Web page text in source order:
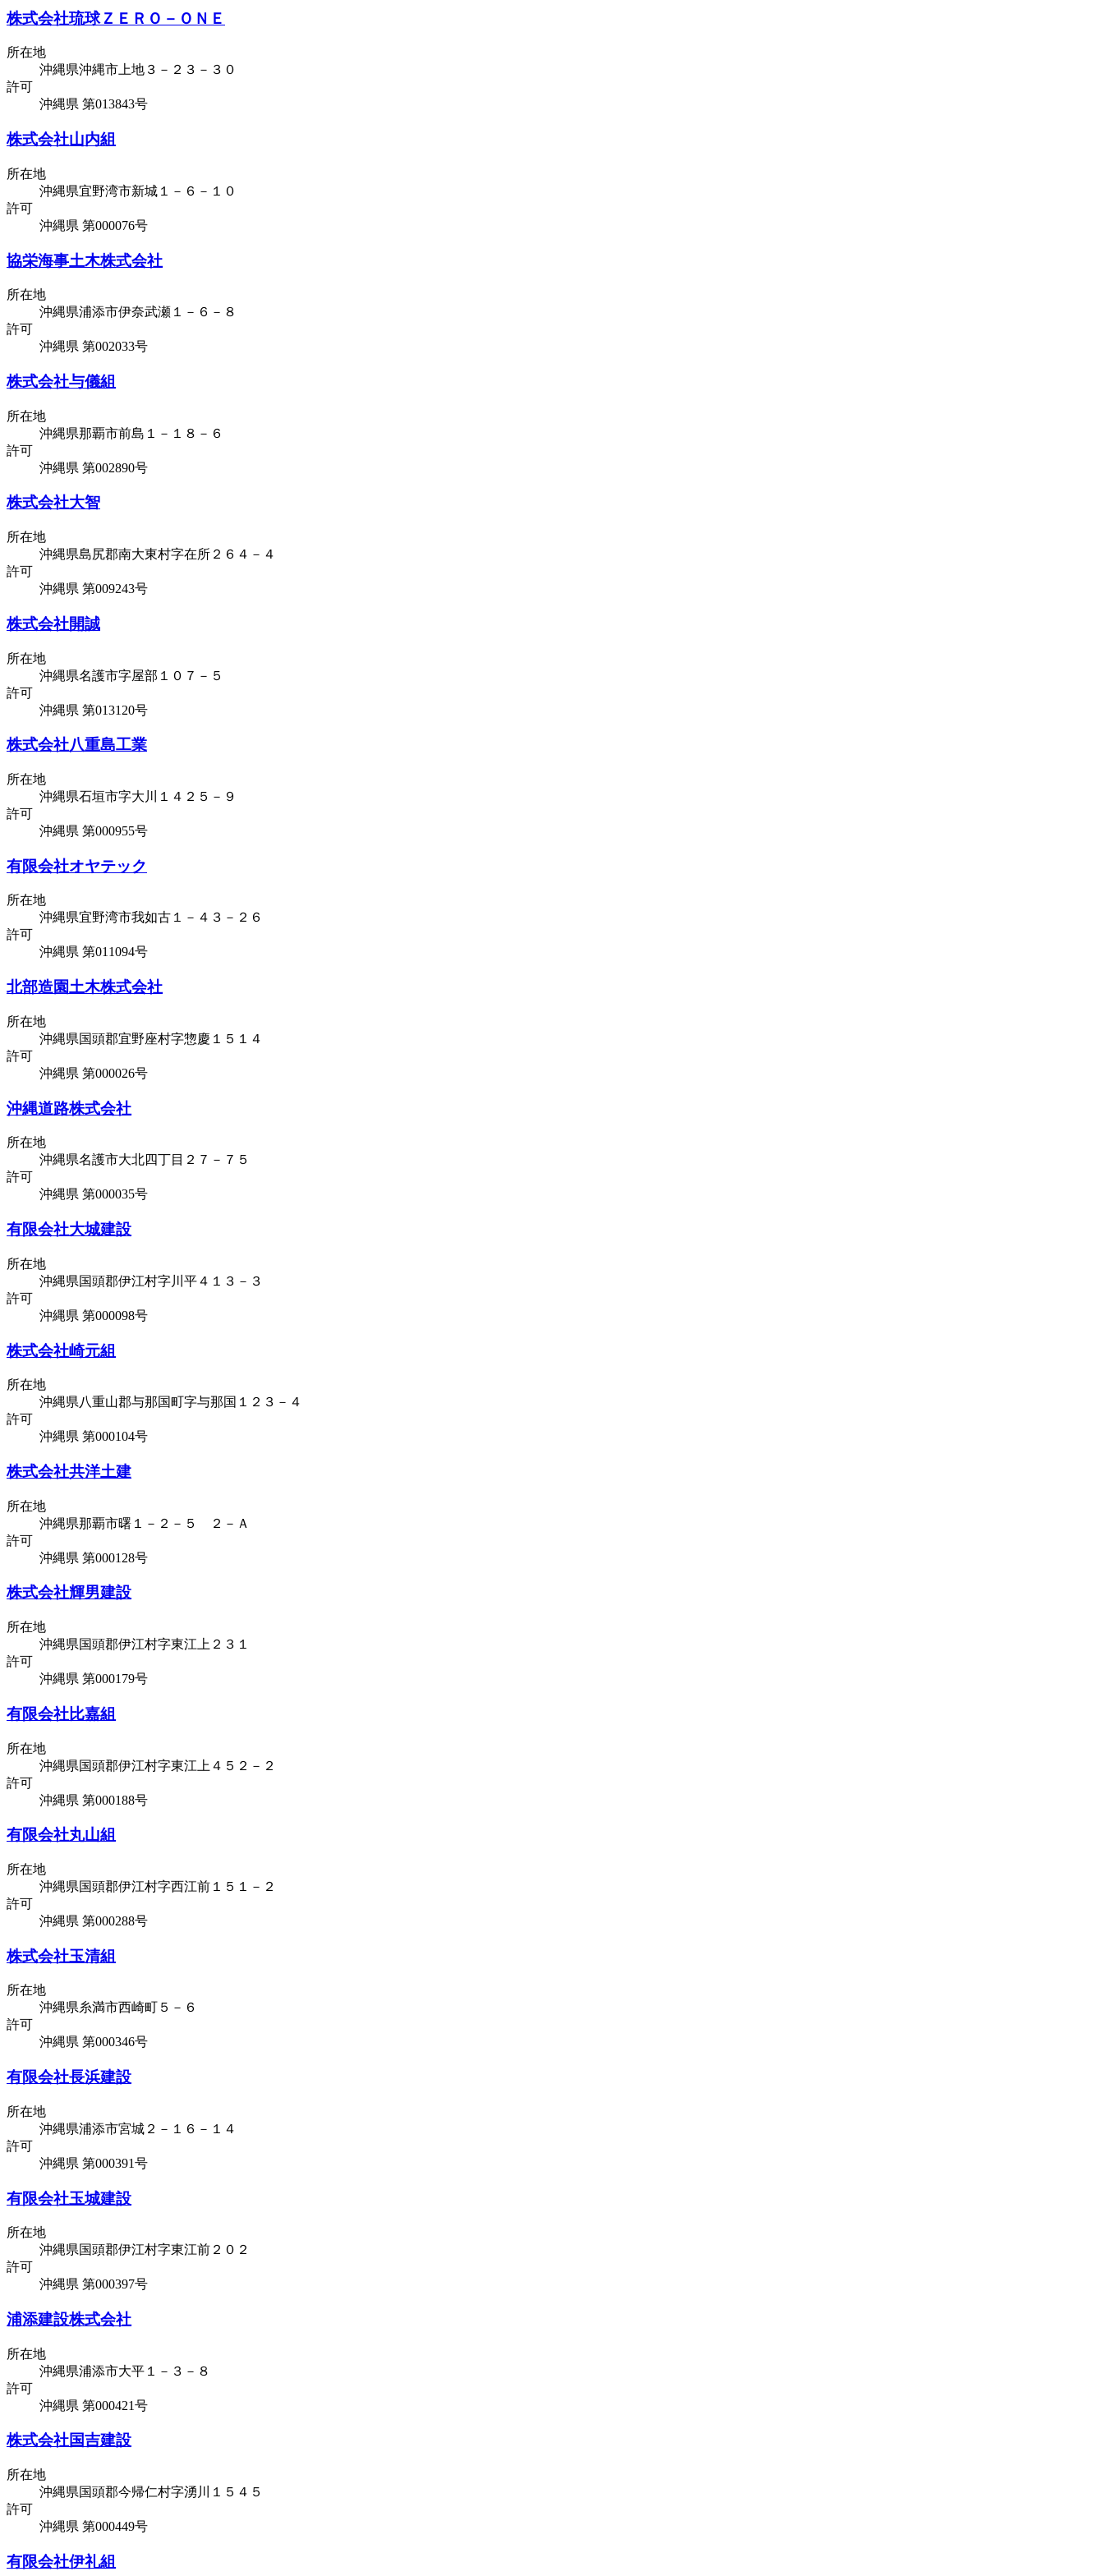
株式会社琉球ＺＥＲＯ－ＯＮＥ
所在地
沖縄県沖縄市上地３－２３－３０
許可
沖縄県 第013843号
株式会社山内組
所在地
沖縄県宜野湾市新城１－６－１０
許可
沖縄県 第000076号
協栄海事土木株式会社
所在地
沖縄県浦添市伊奈武瀬１－６－８
許可
沖縄県 第002033号
株式会社与儀組
所在地
沖縄県那覇市前島１－１８－６
許可
沖縄県 第002890号
株式会社大智
所在地
沖縄県島尻郡南大東村字在所２６４－４
許可
沖縄県 第009243号
株式会社開誠
所在地
沖縄県名護市字屋部１０７－５
許可
沖縄県 第013120号
株式会社八重島工業
所在地
沖縄県石垣市字大川１４２５－９
許可
沖縄県 第000955号
有限会社オヤテック
所在地
沖縄県宜野湾市我如古１－４３－２６
許可
沖縄県 第011094号
北部造園土木株式会社
所在地
沖縄県国頭郡宜野座村字惣慶１５１４
許可
沖縄県 第000026号
沖縄道路株式会社
所在地
沖縄県名護市大北四丁目２７－７５
許可
沖縄県 第000035号
有限会社大城建設
所在地
沖縄県国頭郡伊江村字川平４１３－３
許可
沖縄県 第000098号
株式会社崎元組
所在地
沖縄県八重山郡与那国町字与那国１２３－４
許可
沖縄県 第000104号
株式会社共洋土建
所在地
沖縄県那覇市曙１－２－５ ２－Ａ
許可
沖縄県 第000128号
株式会社輝男建設
所在地
沖縄県国頭郡伊江村字東江上２３１
許可
沖縄県 第000179号
有限会社比嘉組
所在地
沖縄県国頭郡伊江村字東江上４５２－２
許可
沖縄県 第000188号
有限会社丸山組
所在地
沖縄県国頭郡伊江村字西江前１５１－２
許可
沖縄県 第000288号
株式会社玉清組
所在地
沖縄県糸満市西崎町５－６
許可
沖縄県 第000346号
有限会社長浜建設
所在地
沖縄県浦添市宮城２－１６－１４
許可
沖縄県 第000391号
有限会社玉城建設
所在地
沖縄県国頭郡伊江村字東江前２０２
許可
沖縄県 第000397号
浦添建設株式会社
所在地
沖縄県浦添市大平１－３－８
許可
沖縄県 第000421号
株式会社国吉建設
所在地
沖縄県国頭郡今帰仁村字湧川１５４５
許可
沖縄県 第000449号
有限会社伊礼組